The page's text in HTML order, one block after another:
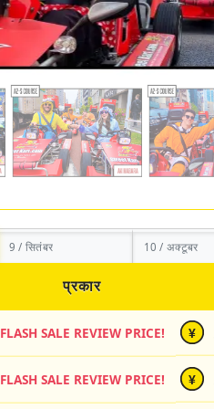
9 / सितंबर 10 / अक्टूबर
प्रकार
FLASH SALE REVIEW PRICE! ¥
FLASH SALE REVIEW PRICE! ¥